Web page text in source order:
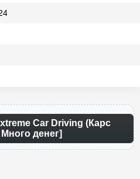
Car Driving (Карс
денег]